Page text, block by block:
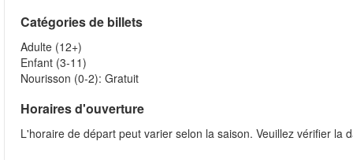
Catégories de billets
Adulte (12+)
Enfant (3-11)
Nourisson (0-2): Gratuit
Horaires d'ouverture
L'horaire de départ peut varier selon la saison. Veuillez vérifier la